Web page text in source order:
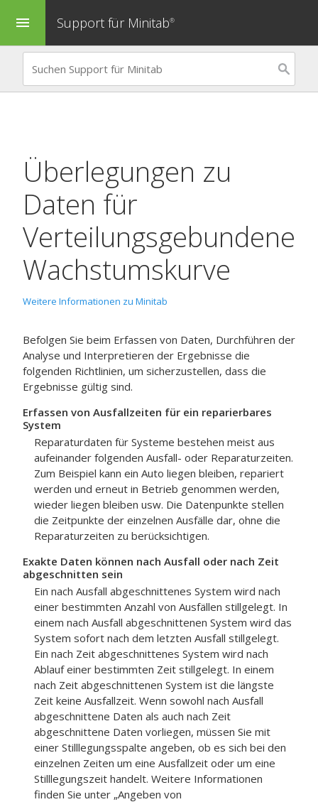
menu Support für Minitab®
Überlegungen zu
Daten für
Verteilungsgebundene
Wachstumskurve
Weitere Informationen zu Minitab
Befolgen Sie beim Erfassen von Daten, Durchführen der
Analyse und Interpretieren der Ergebnisse die
folgenden Richtlinien, um sicherzustellen, dass die
Ergebnisse gültig sind.
Erfassen von Ausfallzeiten für ein reparierbares
System
Reparaturdaten für Systeme bestehen meist aus
aufeinander folgenden Ausfall- oder Reparaturzeiten.
Zum Beispiel kann ein Auto liegen bleiben, repariert
werden und erneut in Betrieb genommen werden,
wieder liegen bleiben usw. Die Datenpunkte stellen
die Zeitpunkte der einzelnen Ausfälle dar, ohne die
Reparaturzeiten zu berücksichtigen.
Exakte Daten können nach Ausfall oder nach Zeit
abgeschnitten sein
Ein nach Ausfall abgeschnittenes System wird nach
einer bestimmten Anzahl von Ausfällen stillgelegt. In
einem nach Ausfall abgeschnittenen System wird das
System sofort nach dem letzten Ausfall stillgelegt.
Ein nach Zeit abgeschnittenes System wird nach
Ablauf einer bestimmten Zeit stillgelegt. In einem
nach Zeit abgeschnittenen System ist die längste
Zeit keine Ausfallzeit. Wenn sowohl nach Ausfall
abgeschnittene Daten als auch nach Zeit
abgeschnittene Daten vorliegen, müssen Sie mit
einer Stilllegungsspalte angeben, ob es sich bei den
einzelnen Zeiten um eine Ausfallzeit oder um eine
Stilllegungszeit handelt. Weitere Informationen
finden Sie unter „Angeben von